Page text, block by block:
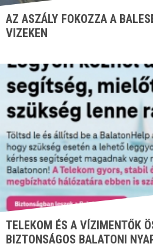
AZ ASZÁLY FOKOZZA A
VIZEKEN
TELEKOM ÉS A VÍZIMENTŐK
BIZTONSÁGOS BALATONI